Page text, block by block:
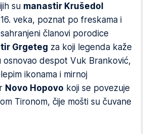
su manastir Krušedol
veka, poznat po freskama i
članovi porodice
Grgeteg za koji legenda kaže
osnovao despot Vuk Branković,
ikonama i mirnoj
Novo Hopovo koji se povezuje
Tironom, čije mošti su čuvane